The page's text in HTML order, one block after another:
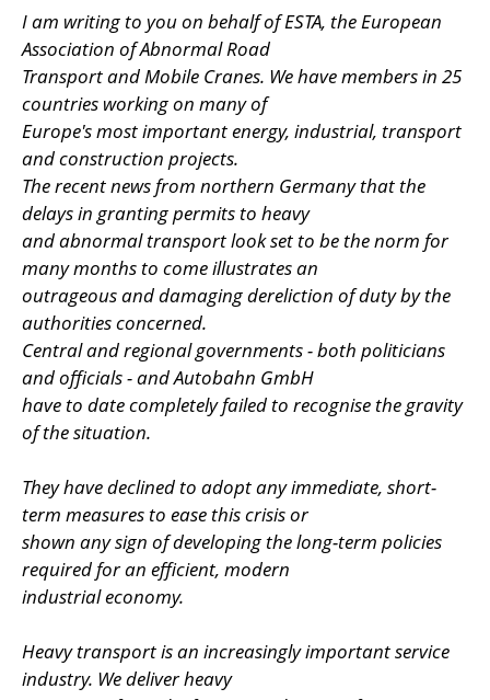
I am writing to you on behalf of ESTA, the European
Association of Abnormal Road
Transport and Mobile Cranes. We have members in 25
countries working on many of
Europe's most important energy, industrial, transport
and construction projects.
The recent news from northern Germany that the
delays in granting permits to heavy
and abnormal transport look set to be the norm for
many months to come illustrates an
outrageous and damaging dereliction of duty by the
authorities concerned.
Central and regional governments - both politicians
and officials - and Autobahn GmbH
have to date completely failed to recognise the gravity
of the situation.
They have declined to adopt any immediate, short-
term measures to ease this crisis or
shown any sign of developing the long-term policies
required for an efficient, modern
industrial economy.
Heavy transport is an increasingly important service
industry. We deliver heavy